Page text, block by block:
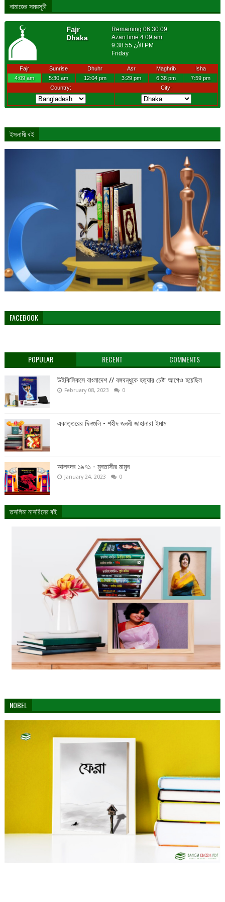
নামাজের সময়সূচী
ইসলামী বই
FACEBOOK
POPULAR RECENT COMMENTS
উইকিলিকসে বাংলাদেশ // বঙ্গবন্ধুকে হত্যার চেষ্টা আগেও হয়েছিল
February 08, 2023 0
একাত্তরের দিনগুলি - শহীদ জননী জাহানারা ইমাম
আলবদর ১৯৭১ - মুনতাসীর মামুন
January 24, 2023 0
তসলিমা নাসরিনের বই
NOBEL